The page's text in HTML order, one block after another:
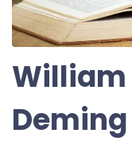
William